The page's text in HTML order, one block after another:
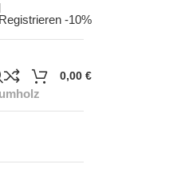
Registrieren -10%
0,00 €